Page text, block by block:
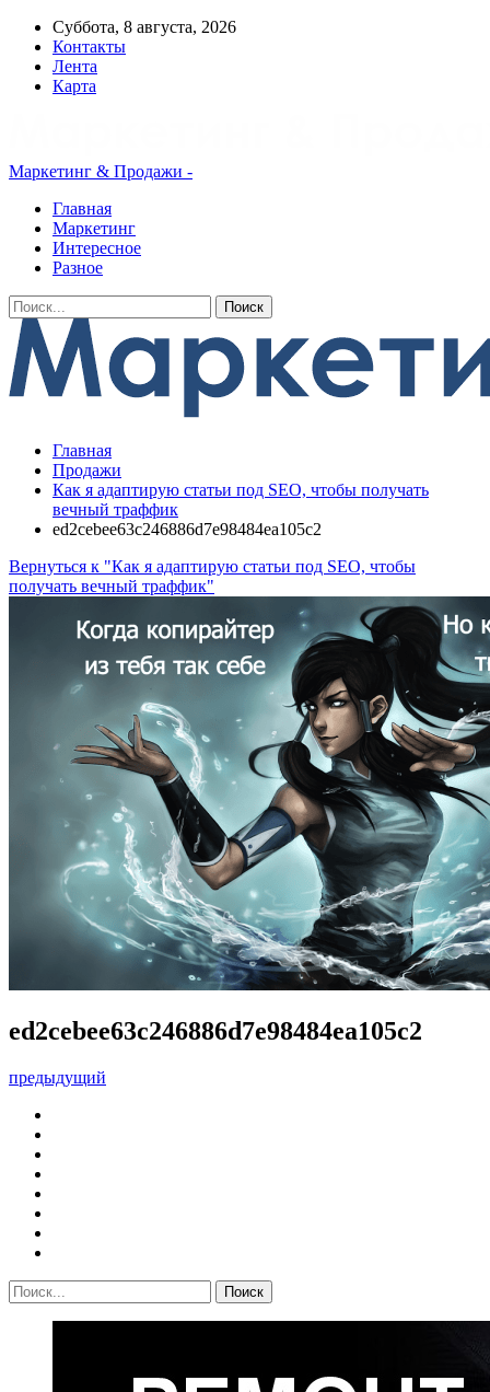
Суббота, 8 августа, 2026
Контакты
Лента
Карта
Маркетинг & Продажи -
Главная
Маркетинг
Интересное
Разное
Главная
Продажи
Как я адаптирую статьи под SEO, чтобы получать
вечный траффик
ed2cebee63c246886d7e98484ea105c2
Вернуться к "Как я адаптирую статьи под SEO, чтобы
получать вечный траффик"
ed2cebee63c246886d7e98484ea105c2
предыдущий